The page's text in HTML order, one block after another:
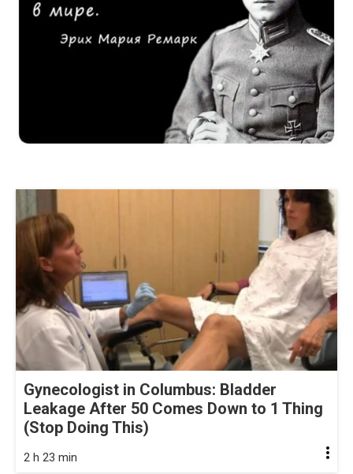
Gynecologist in Columbus: Bladder
Leakage After 50 Comes Down to 1 Thing
(Stop Doing This)
2 h 23 min